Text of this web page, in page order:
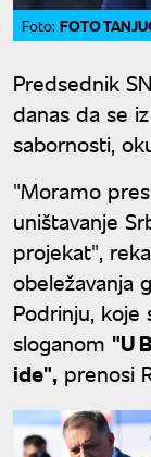
Foto: FOTO
Predsednik
danas da se iz
sabornosti,
"Moramo
uništavanje
projekat",
obeležavanja
Podrinju, koje
sloganom "U
ide", prenosi